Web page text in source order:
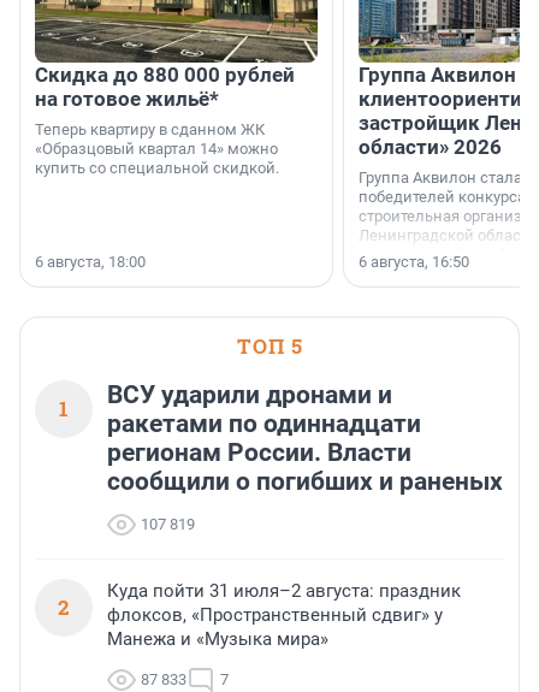
Скидка до 880 000 рублей
на готовое жильё*
Теперь квартиру в сданном ЖК
«Образцовый квартал 14» можно
купить со специальной скидкой.
6 августа, 18:00
Группа Аквилон
застройщик
области» 2026
Группа Аквилон стала
победителей конкурса
строительная
Ленинградской области
номинации «Самый
застройщик
области».
6 августа, 16:50
ТОП 5
1
ВСУ ударили дронами и
ракетами по одиннадцати
регионам России. Власти
сообщили о погибших и раненых
107 819
2
Куда пойти 31 июля–2 августа: праздник
флоксов, «Пространственный сдвиг» у
Манежа и «Музыка мира»
87 833 7